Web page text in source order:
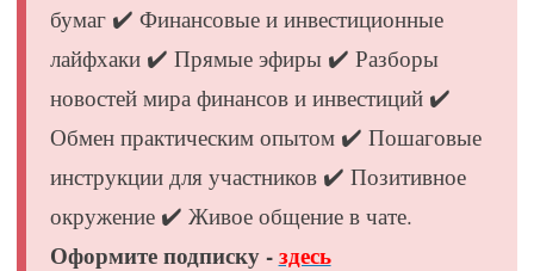
бумаг ✔️ Финансовые и инвестиционные
лайфхаки ✔️ Прямые эфиры ✔️ Разборы
новостей мира финансов и инвестиций ✔️
Обмен практическим опытом ✔️ Пошаговые
инструкции для участников ✔️ Позитивное
окружение ✔️ Живое общение в чате.
Оформите подписку -здесь